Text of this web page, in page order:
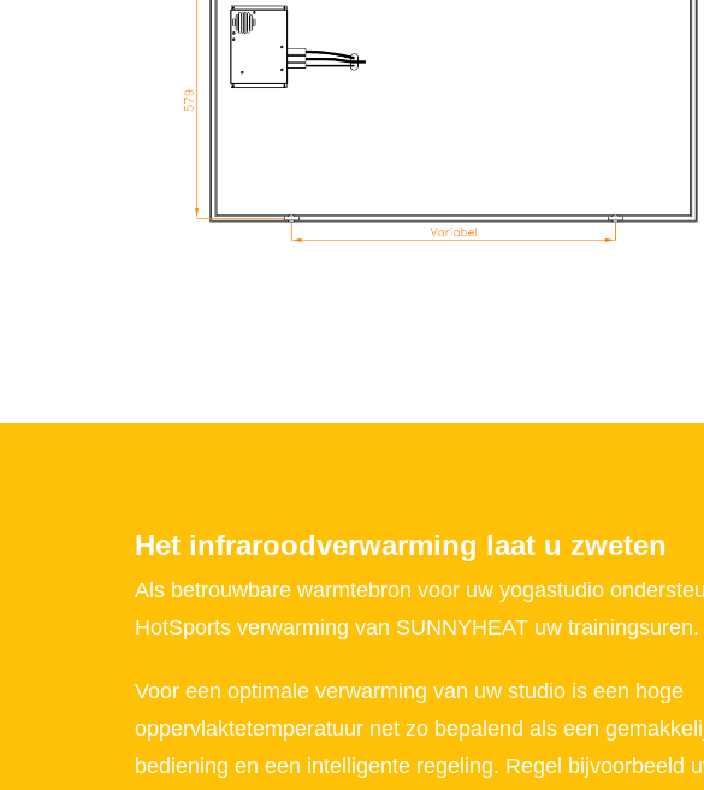
Het infraroodverwarming laat u zweten
Als betrouwbare warmtebron voor uw yogastudio
HotSports verwarming van SUNNYHEAT uw trainingsuren.
Voor een optimale verwarming van uw studio is een hoge
oppervlaktetemperatuur net zo bepalend als een
bediening en een intelligente regeling. Regel bijvoorbeeld